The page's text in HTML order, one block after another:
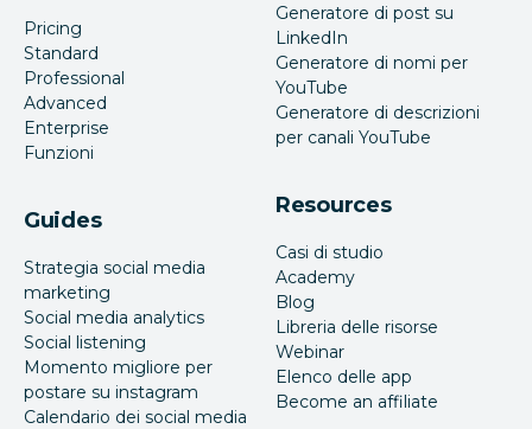
Pricing
Standard
Professional
Advanced
Enterprise
Funzioni
Guides
Strategia social media
marketing
Social media analytics
Social listening
Momento migliore per
postare su instagram
Calendario dei social media
Generatore di post su
LinkedIn
Generatore di nomi per
YouTube
Generatore di descrizioni
per canali YouTube
Resources
Casi di studio
Academy
Blog
Libreria delle risorse
Webinar
Elenco delle app
Become an affiliate